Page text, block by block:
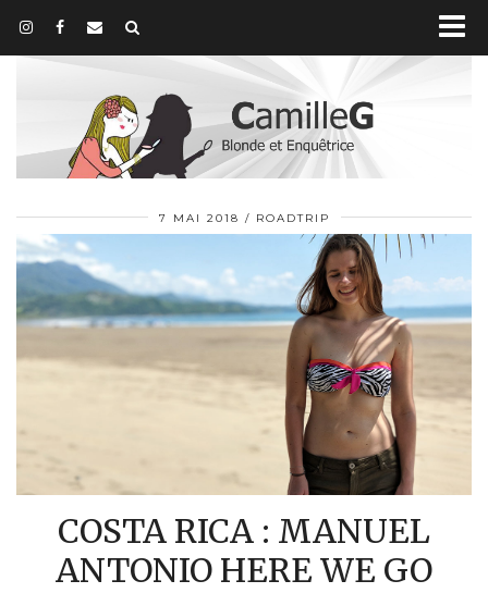
7 MAI 2018 ROADTRIP
COSTA RICA : MANUEL
ANTONIO HERE WE GO